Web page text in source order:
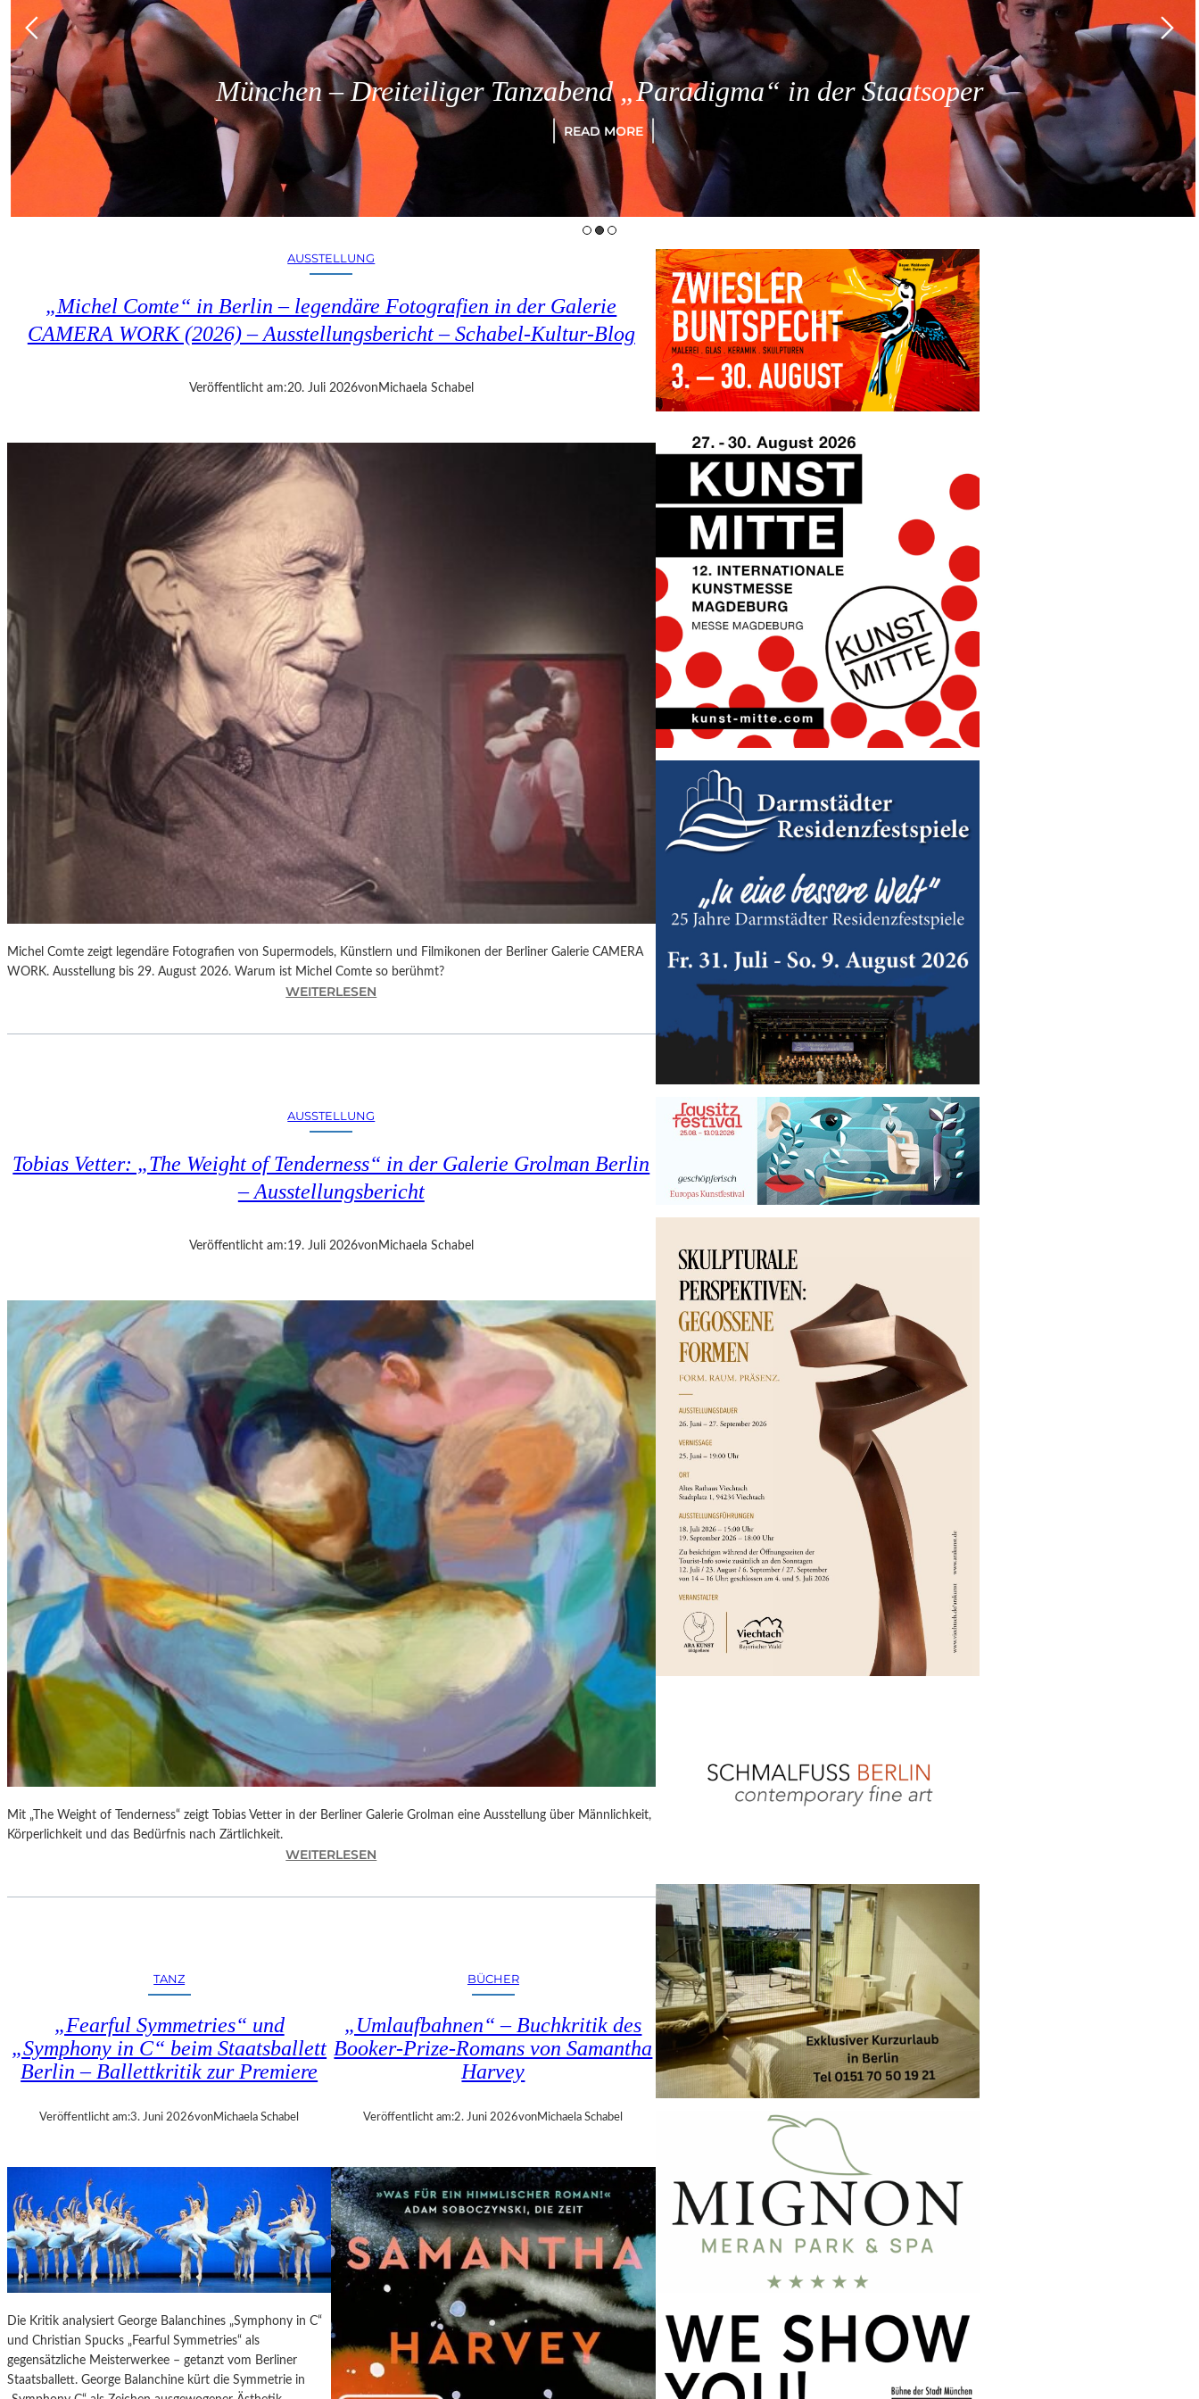
München – Dreiteiliger Tanzabend „Paradigma“ in der Staatsoper
READ MORE
AUSSTELLUNG
„Michel Comte“ in Berlin – legendäre Fotografien in der Galerie
CAMERA WORK (2026) – Ausstellungsbericht – Schabel-Kultur-Blog
Veröffentlicht am:20. Juli 2026von Michaela Schabel
Michel Comte zeigt legendäre Fotografien von Supermodels, Künstlern und Filmikonen der Berliner Galerie CAMERA
WORK. Ausstellung bis 29. August 2026. Warum ist Michel Comte so berühmt?
WEITERLESEN
M
O
M
T
“
B
R
L
I
L
E
D
Ä
R
E
F
O
T
R
F
N
E
I
E
M
A
W
O
R
K
(
2
6
)
–
AUSSTELLUNG
Tobias Vetter: „The Weight of Tenderness“ in der Galerie Grolman Berlin
– Ausstellungsbericht
Veröffentlicht am:19. Juli 2026von Michaela Schabel
Mit „The Weight of Tenderness“ zeigt Tobias Vetter in der Berliner Galerie Grolman eine Ausstellung über Männlichkeit,
Körperlichkeit und das Bedürfnis nach Zärtlichkeit.
WEITERLESEN
O
T
T
H
E
W
E
I
G
H
F
T
E
TANZ
„Fearful Symmetries“ und
„Symphony in C“ beim Staatsballett
Berlin – Ballettkritik zur Premiere
Veröffentlicht am:3. Juni 2026vonMichaela Schabel
Die Kritik analysiert George Balanchines „Symphony in C“
und Christian Spucks „Fearful Symmetries“ als
gegensätzliche Meisterwerkee – getanzt vom Berliner
Staatsballett. George Balanchine kürt die Symmetrie in
BÜCHER
„Umlaufbahnen“ – Buchkritik des
Booker-Prize-Romans von Samantha
Harvey
Veröffentlicht am:2. Juni 2026vonMichaela Schabel